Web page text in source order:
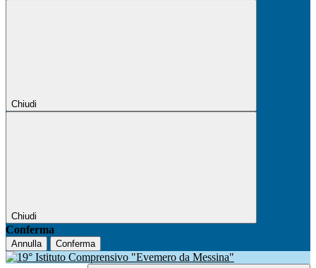
Chiudi
Chiudi
Conferma
Annulla Conferma